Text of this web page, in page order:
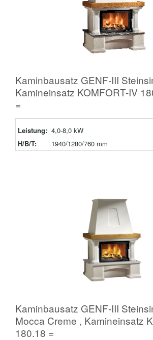
Kaminbausatz GENF-III
Kamineinsatz KOMFORT-IV
=
Leistung: 4,0-8,0 kW
H/B/T:
1940/1280/760 mm
Kaminbausatz GENF-III
Mocca Creme , Kamineinsatz
180.18 =